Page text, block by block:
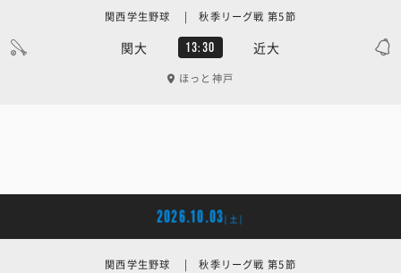
関大 13:30 近大
関西学生野球 | 秋季リーグ戦 第5節
ほっと神戸
2026.10.03[土]
関西学生野球 | 秋季リーグ戦 第5節